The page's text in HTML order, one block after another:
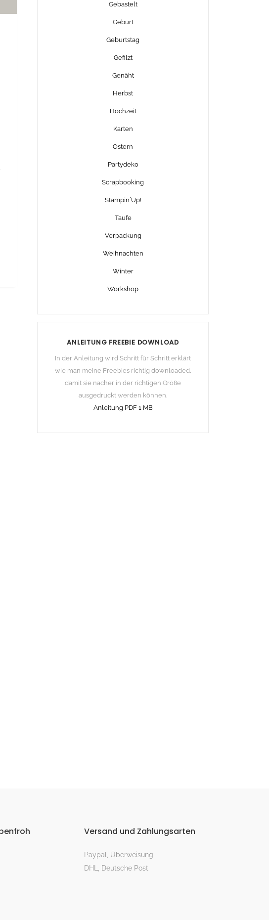
Gebastelt
Geburt
Geburtstag
Gefilzt
Genäht
Herbst
Hochzeit
Karten
Ostern
Partydeko
Scrapbooking
Stampin´Up!
Taufe
Verpackung
Weihnachten
Winter
Workshop
ANLEITUNG FREEBIE DOWNLOAD
In der Anleitung wird Schritt für Schritt erklärt
wie man meine Freebies richtig downloaded,
damit sie nacher in der richtigen Größe
ausgedruckt werden können.
Anleitung PDF 1 MB
Versand und Zahlungsarten
Paypal, Überweisung
DHL, Deutsche Post